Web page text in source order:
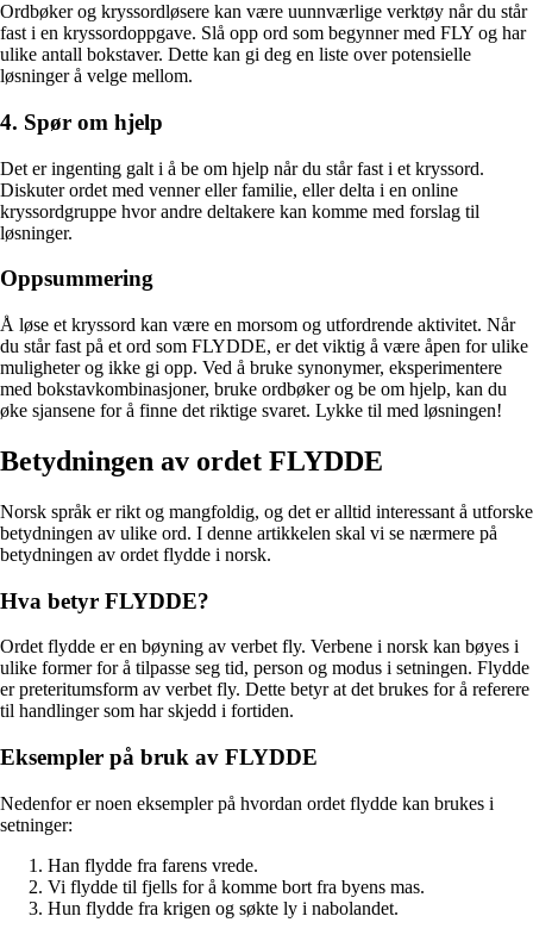
Ordbøker og kryssordløsere kan være uunnværlige verktøy når du står
fast i en kryssordoppgave. Slå opp ord som begynner med FLY og har
ulike antall bokstaver. Dette kan gi deg en liste over potensielle
løsninger å velge mellom.
4. Spør om hjelp
Det er ingenting galt i å be om hjelp når du står fast i et kryssord.
Diskuter ordet med venner eller familie, eller delta i en online
kryssordgruppe hvor andre deltakere kan komme med forslag til
løsninger.
Oppsummering
Å løse et kryssord kan være en morsom og utfordrende aktivitet. Når
du står fast på et ord som FLYDDE, er det viktig å være åpen for ulike
muligheter og ikke gi opp. Ved å bruke synonymer, eksperimentere
med bokstavkombinasjoner, bruke ordbøker og be om hjelp, kan du
øke sjansene for å finne det riktige svaret. Lykke til med løsningen!
Betydningen av ordet FLYDDE
Norsk språk er rikt og mangfoldig, og det er alltid interessant å utforske
betydningen av ulike ord. I denne artikkelen skal vi se nærmere på
betydningen av ordet flydde i norsk.
Hva betyr FLYDDE?
Ordet flydde er en bøyning av verbet fly. Verbene i norsk kan bøyes i
ulike former for å tilpasse seg tid, person og modus i setningen. Flydde
er preteritumsform av verbet fly. Dette betyr at det brukes for å referere
til handlinger som har skjedd i fortiden.
Eksempler på bruk av FLYDDE
Nedenfor er noen eksempler på hvordan ordet flydde kan brukes i
setninger:
Han flydde fra farens vrede.
Vi flydde til fjells for å komme bort fra byens mas.
Hun flydde fra krigen og søkte ly i nabolandet.